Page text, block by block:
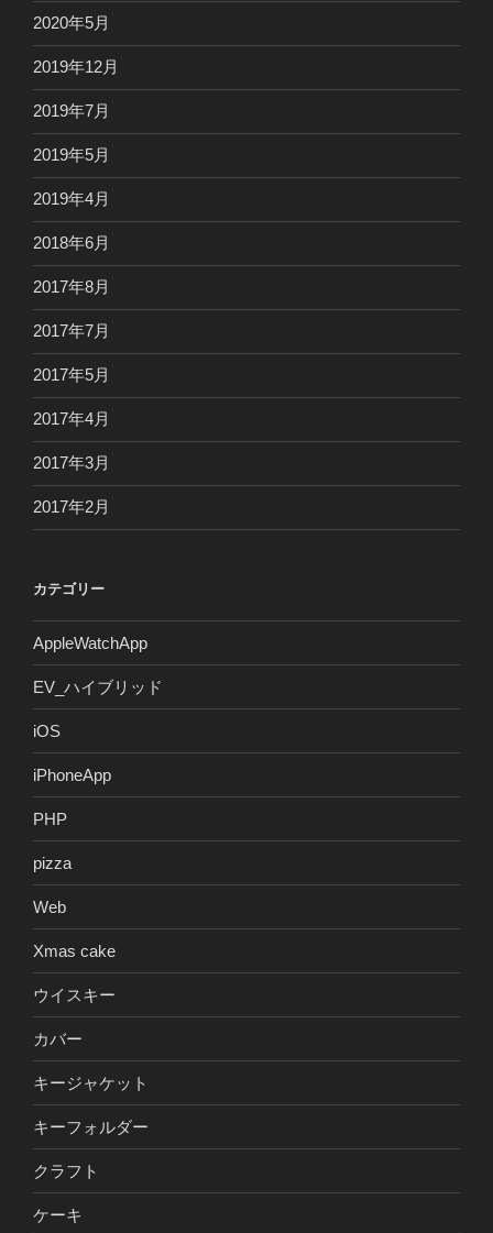
2020年5月
2019年12月
2019年7月
2019年5月
2019年4月
2018年6月
2017年8月
2017年7月
2017年5月
2017年4月
2017年3月
2017年2月
カテゴリー
AppleWatchApp
EV_ハイブリッド
iOS
iPhoneApp
PHP
pizza
Web
Xmas cake
ウイスキー
カバー
キージャケット
キーフォルダー
クラフト
ケーキ